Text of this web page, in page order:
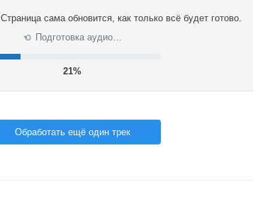
Страница сама обновится, как только всё будет готово.
⟳ Подготовка аудио…
22%
Обработать ещё один трек